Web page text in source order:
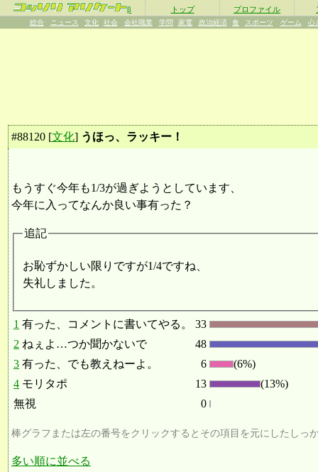
β トップ プロファイル
総合 ニュース 文化 社会 会社職業 学問 家電 政治経済 食 スポーツ ゲーム 心
#88120 [文化] うほっ、ラッキー！
もうすぐ今年も1/3が過ぎようとしています、
今年に入ってなんか良い事有った？
追記
お恥ずかしい限りですが1/4ですね、
失礼しました。
1 有った、コメントに書いてやる。
33
2 ねぇよ…つか聞かないで
48
3 有った、でも教えねーよ。 6
(6%)
4 モリタポ 13
(13%)
無視
0
棒グラフまたは左の番号をクリックするとその項目を元にしたしっ
多い順に並べる